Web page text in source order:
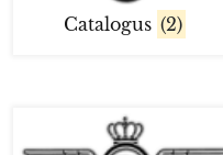
Catalogus (2)